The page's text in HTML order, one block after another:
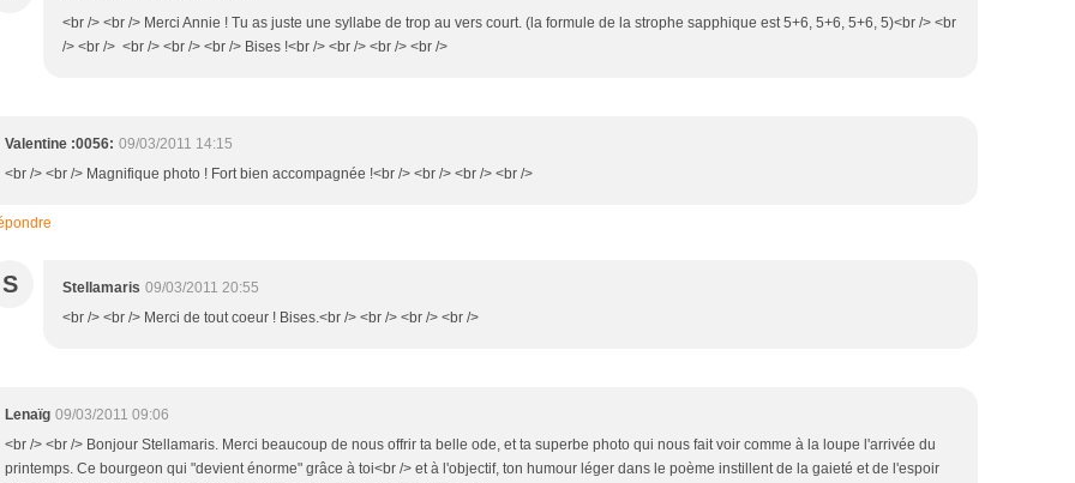
<br /> <br /> Merci Annie ! Tu as juste une syllabe de trop au vers court. (la formule de la strophe sapphique est 5+6, 5+6, 5+6, 5)<br /> <br
/> <br /> <br /> <br /> <br /> Bises !<br /> <br /> <br /> <br />
Valentine :0056: 09/03/2011 14:15
<br /> <br /> Magnifique photo ! Fort bien accompagnée !<br /> <br /> <br /> <br />
S Stellamaris 09/03/2011 20:55
<br /> <br /> Merci de tout coeur ! Bises.<br /> <br /> <br /> <br />
Lenaïg 09/03/2011 09:06
<br /> <br /> Bonjour Stellamaris. Merci beaucoup de nous offrir ta belle ode, et ta superbe photo qui nous fait voir comme à la loupe l'arrivée du
printemps. Ce bourgeon qui "devient énorme" grâce à toi<br /> et à l'objectif, ton humour léger dans le poème instillent de la gaieté et de l'espoir